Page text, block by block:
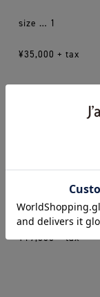
size … 1
¥35,000 + tax
ANCIENT GREEK
size … 35.0 , 36.0
¥19,000 + tax